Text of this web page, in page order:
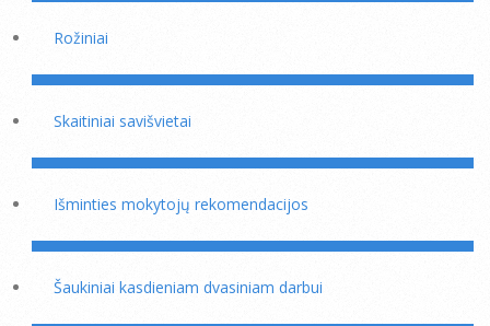
Rožiniai
Skaitiniai savišvietai
Išminties mokytojų rekomendacijos
Šaukiniai kasdieniam dvasiniam darbui